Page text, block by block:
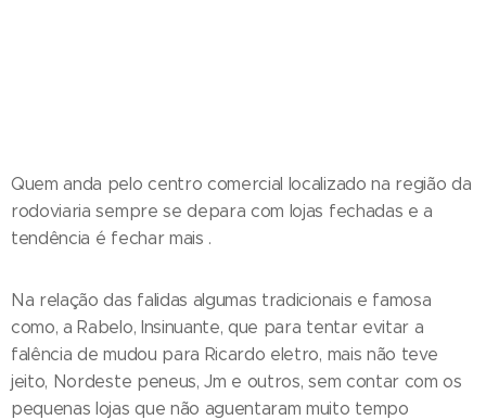
Quem anda pelo centro comercial localizado na região da
rodoviaria sempre se depara com lojas fechadas e a
tendência é fechar mais .
Na relação das falidas algumas tradicionais e famosa
como, a Rabelo, Insinuante, que para tentar evitar a
falência de mudou para Ricardo eletro, mais não teve
jeito, Nordeste peneus, Jm e outros, sem contar com os
pequenas lojas que não aguentaram muito tempo